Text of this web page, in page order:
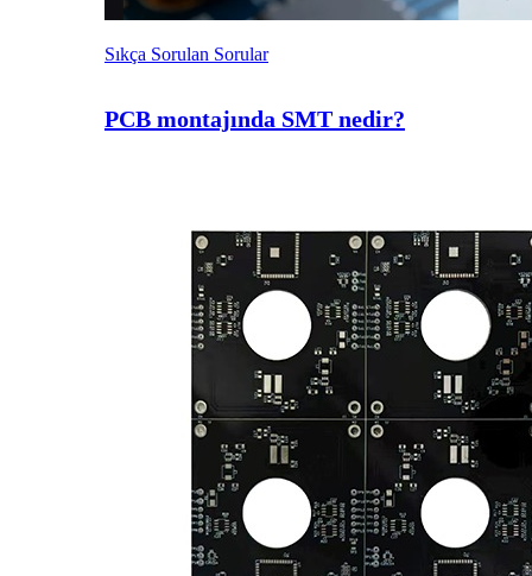
Sıkça Sorulan Sorular
PCB montajında SMT nedir?